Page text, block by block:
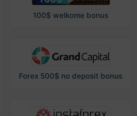
100$ welkome bonus
Forex 500$ no deposit bonus